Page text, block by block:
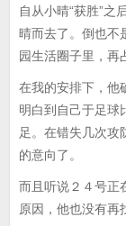
自从小晴“获胜”之
晴而去了。倒也不
园生活圈子里，再
在我的安排下，他
明白到自己于足球
足。在错失几次攻
的意向了。
而且听说２４号正
原因，他也没有再